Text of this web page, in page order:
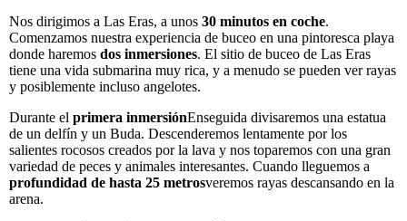
Nos dirigimos a Las Eras, a unos 30 minutos en coche.
Comenzamos nuestra experiencia de buceo en una pintoresca playa
donde haremos dos inmersiones. El sitio de buceo de Las Eras
tiene una vida submarina muy rica, y a menudo se pueden ver rayas
y posiblemente incluso angelotes.
Durante el primera inmersiónEnseguida divisaremos una estatua
de un delfín y un Buda. Descenderemos lentamente por los
salientes rocosos creados por la lava y nos toparemos con una gran
variedad de peces y animales interesantes. Cuando lleguemos a
profundidad de hasta 25 metrosveremos rayas descansando en la
arena.